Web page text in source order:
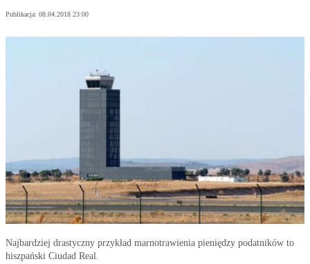
Publikacja: 08.04.2018 23:00
Najbardziej drastyczny przykład marnotrawienia pieniędzy podatników to
hiszpański Ciudad Real.